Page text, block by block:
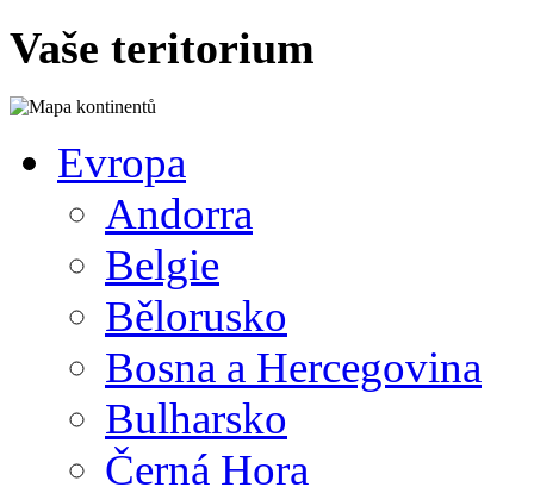
Vaše teritorium
Evropa
Andorra
Belgie
Bělorusko
Bosna a Hercegovina
Bulharsko
Černá Hora